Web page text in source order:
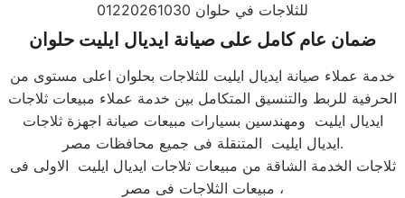
للثلاجات في حلوان 01220261030
ضمان عام كامل على صيانة ايديال ايليت حلوان
خدمة عملاء صيانة ايديال ايليت للثلاجات بحلوان اعلى مستوى من
الحرفية للربط والتنسيق المتكامل بين خدمة عملاء مبيعات ثلاجات
ايديال ايليت ومهندسين بسيارات مبيعات صيانة اجهزة ثلاجات
ايديال ايليت المتنقلة فى جميع محافظات مصر.
ثلاجات الخدمة الشاقة من مبيعات ثلاجات ايديال ايليت الاولى فى
مبيعات الثلاجات فى مصر ،